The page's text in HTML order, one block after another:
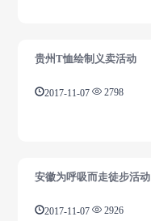
贵州T恤绘制义卖活动
2017-11-07 2798
安徽为呼吸而走徒步活动
2017-11-07 2926